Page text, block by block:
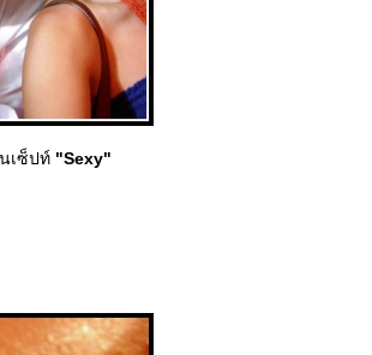
เซ็ปท์ "Sexy"